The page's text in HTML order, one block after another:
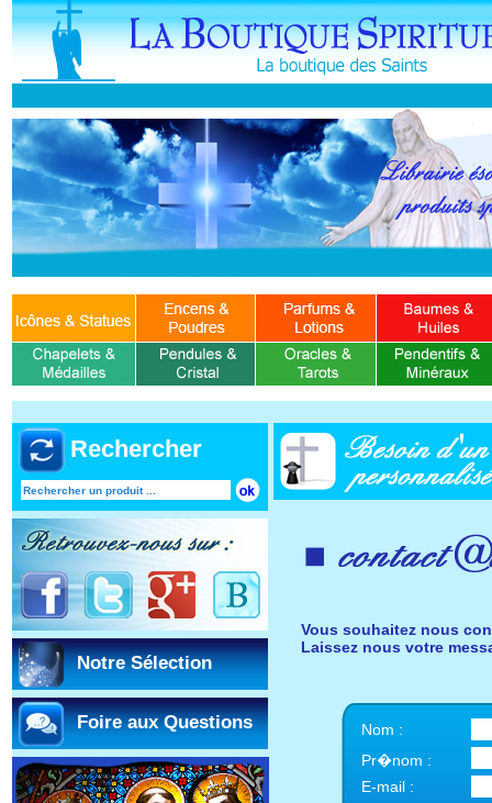
Rechercher
Notre Sélection
Foire aux Questions
Vous souhaitez nous
Laissez nous votre
Nom :
Pr�nom :
E-mail :